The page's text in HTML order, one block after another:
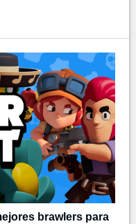
brawlers para